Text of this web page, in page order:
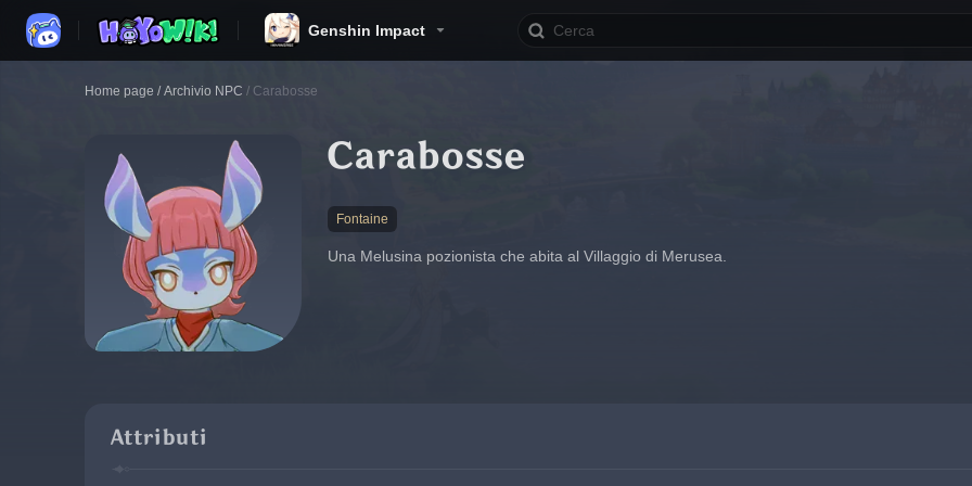
Genshin Impact
Home page / Archivio NPC / Carabosse
Carabosse
Fontaine
Una Melusina pozionista che abita al Villaggio di Merusea.
Attributi